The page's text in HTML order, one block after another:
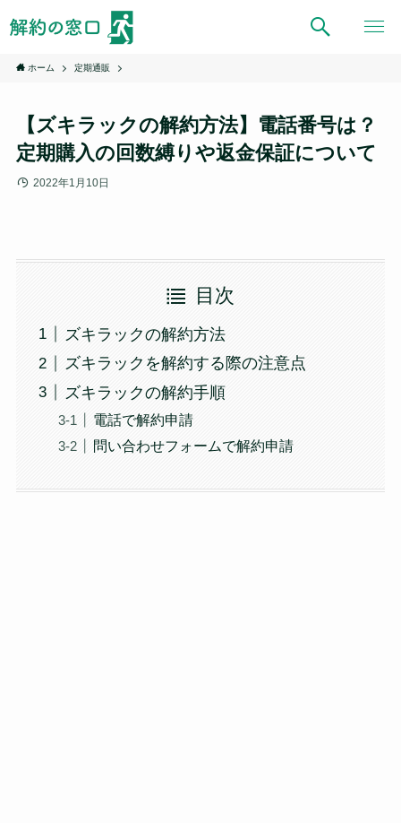
ホーム 定期通販
【ズキラックの解約方法】電話番号は？
定期購入の回数縛りや返金保証について
2022年1月10日
目次
ズキラックの解約方法
ズキラックを解約する際の注意点
ズキラックの解約手順
電話で解約申請
問い合わせフォームで解約申請